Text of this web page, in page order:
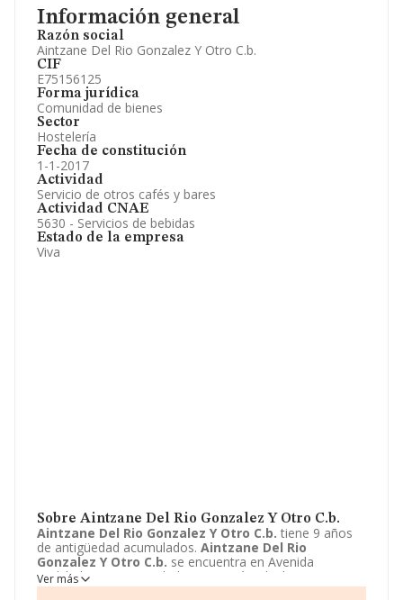
Información general
Razón social
Aintzane Del Rio Gonzalez Y Otro C.b.
CIF
E75156125
Forma jurídica
Comunidad de bienes
Sector
Hostelería
Fecha de constitución
1-1-2017
Actividad
Servicio de otros cafés y bares
Actividad CNAE
5630 - Servicios de bebidas
Estado de la empresa
Viva
Sobre Aintzane Del Rio Gonzalez Y Otro C.b.
Aintzane Del Rio Gonzalez Y Otro C.b. tiene 9 años
de antigüedad acumulados. Aintzane Del Rio
Gonzalez Y Otro C.b. se encuentra en Avenida
Jaizkibel, 30. Su actividad CNAE está incluida en 5630 -
Servicios de bebidas.Aintzane Del Rio Gonzalez Y
Ver más
Información oficial y registral complementaria.